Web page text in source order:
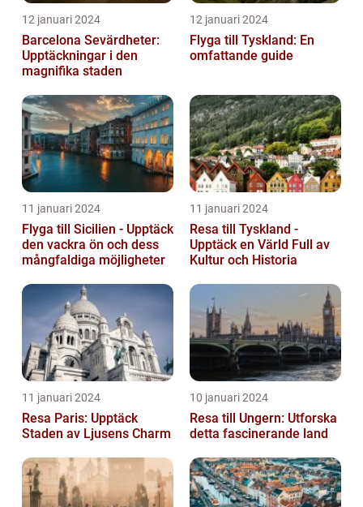
12 januari 2024
Barcelona Sevärdheter:
Upptäckningar i den
magnifika staden
12 januari 2024
Flyga till Tyskland: En
omfattande guide
11 januari 2024
Flyga till Sicilien - Upptäck
den vackra ön och dess
mångfaldiga möjligheter
11 januari 2024
Resa till Tyskland -
Upptäck en Värld Full av
Kultur och Historia
11 januari 2024
Resa Paris: Upptäck
Staden av Ljusens Charm
10 januari 2024
Resa till Ungern: Utforska
detta fascinerande land